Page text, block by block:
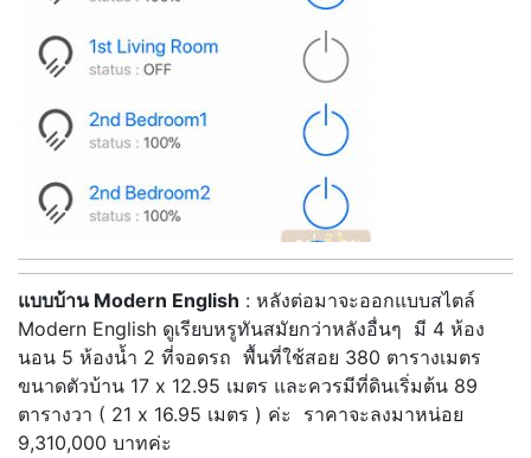
แบบบ้าน Modern English : หลังต่อมาจะออกแบบสไตล์
Modern English ดูเรียบหรูทันสมัยกว่าหลังอื่นๆ มี 4 ห้อง
นอน 5 ห้องน้ำ 2 ที่จอดรถ พื้นที่ใช้สอย 380 ตารางเมตร
ขนาดตัวบ้าน 17 x 12.95 เมตร และควรมีที่ดินเริ่มต้น 89
ตารางวา ( 21 x 16.95 เมตร ) ค่ะ ราคาจะลงมาหน่อย
9,310,000 บาทค่ะ